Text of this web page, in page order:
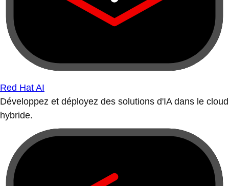
Red Hat AI
Développez et déployez des solutions d'IA dans le cloud
hybride.